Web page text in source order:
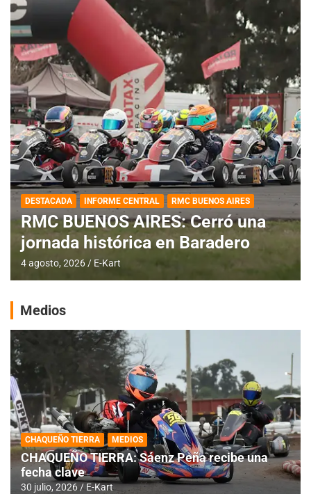
DESTACADA INFORME CENTRAL RMC BUENOS AIRES
RMC BUENOS AIRES: Cerró una
jornada histórica en Baradero
4 agosto, 2026 E-Kart
Medios
CHAQUEÑO TIERRA MEDIOS
CHAQUEÑO TIERRA: Sáenz Peña recibe una
fecha clave
30 julio, 2026 E-Kart